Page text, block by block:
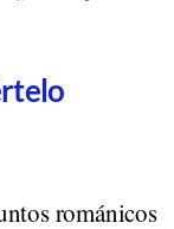
románicos